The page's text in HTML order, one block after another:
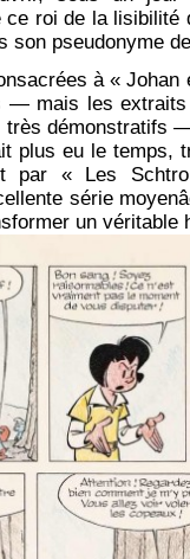
roi de la lisibilité
son pseudonyme
à «
— mais les
démonstratifs
plus eu le temps,
par « Les
série
un véritable